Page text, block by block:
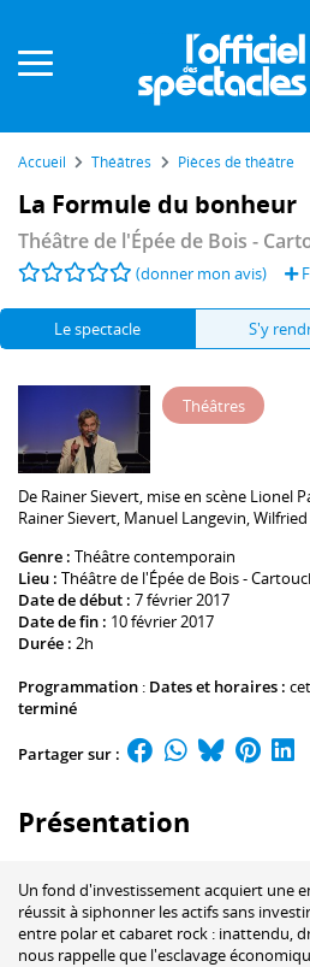
Accueil Théâtres Pièces de théâtre
La Formule du bonheur
Théâtre de l'Épée de Bois -
(donner mon avis)
Le spectacle S'y
Théâtres
De Rainer Sievert, mise en scène Lionel
Rainer Sievert, Manuel Langevin,Wilfried
Genre : Théâtre contemporain
Lieu : Théâtre de l'Épée de Bois -
Date de début : 7 février 2017
Date de fin : 10 février 2017
Durée : 2h
Programmation : Dates et horaires :
terminé
Partager sur :
Présentation
Un fond d'investissement acquiert une
réussit à siphonner les actifs sans
entre polar et cabaret rock : inattendu,
nous rappelle que l'esclavage